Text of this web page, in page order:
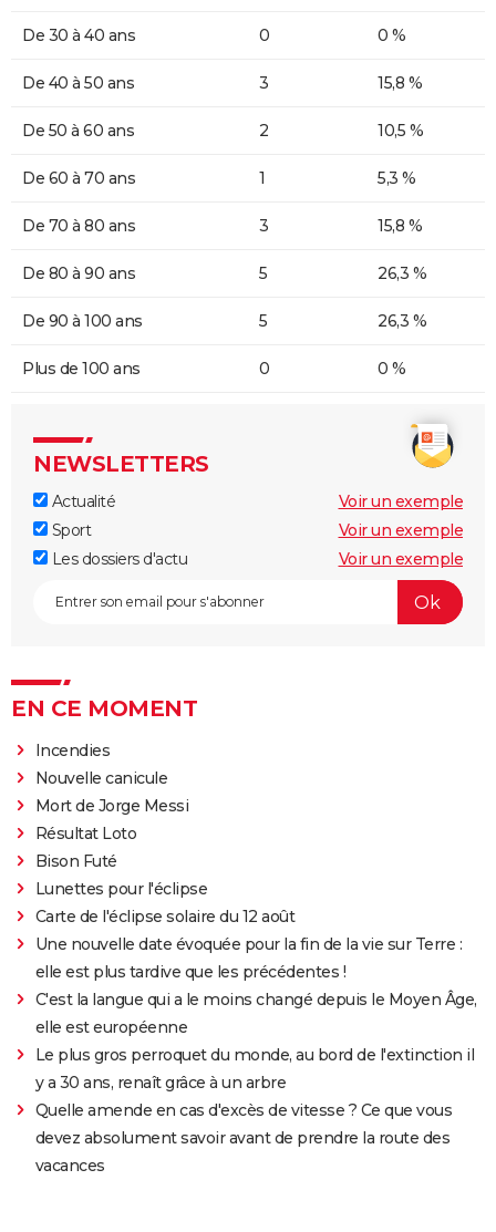
De 30 à 40 ans 0 0 %
De 40 à 50 ans 3 15,8 %
De 50 à 60 ans 2 10,5 %
De 60 à 70 ans 1 5,3 %
De 70 à 80 ans 3 15,8 %
De 80 à 90 ans 5 26,3 %
De 90 à 100 ans 5 26,3 %
Plus de 100 ans 0 0 %
NEWSLETTERS
Actualité
Voir un exemple
Sport
Voir un exemple
Les dossiers d'actu
Voir un exemple
EN CE MOMENT
Incendies
Nouvelle canicule
Mort de Jorge Messi
Résultat Loto
Bison Futé
Lunettes pour l'éclipse
Carte de l'éclipse solaire du 12 août
Une nouvelle date évoquée pour la fin de la vie sur Terre :
elle est plus tardive que les précédentes !
C'est la langue qui a le moins changé depuis le Moyen Âge,
elle est européenne
Le plus gros perroquet du monde, au bord de l'extinction il
y a 30 ans, renaît grâce à un arbre
Quelle amende en cas d'excès de vitesse ? Ce que vous
devez absolument savoir avant de prendre la route des
vacances